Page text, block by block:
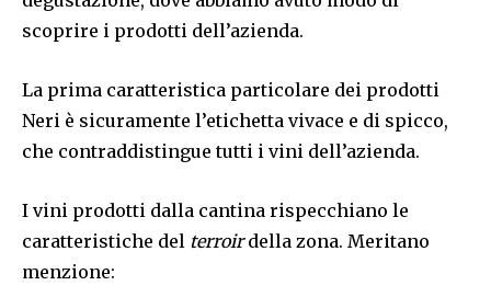
scoprire i prodotti dell’azienda.
La prima caratteristica particolare dei prodotti
Neri è sicuramente l’etichetta vivace e di spicco,
che contraddistingue tutti i vini dell’azienda.
I vini prodotti dalla cantina rispecchiano le
caratteristiche del terroirdella zona. Meritano
menzione: